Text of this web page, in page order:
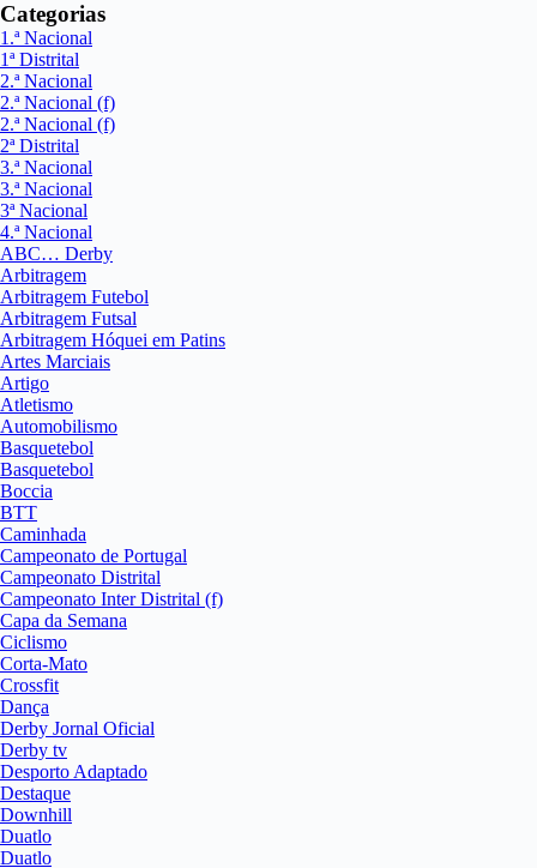
Categorias
1.ª Nacional
1ª Distrital
2.ª Nacional
2.ª Nacional (f)
2.ª Nacional (f)
2ª Distrital
3.ª Nacional
3.ª Nacional
3ª Nacional
4.ª Nacional
ABC… Derby
Arbitragem
Arbitragem Futebol
Arbitragem Futsal
Arbitragem Hóquei em Patins
Artes Marciais
Artigo
Atletismo
Automobilismo
Basquetebol
Basquetebol
Boccia
BTT
Caminhada
Campeonato de Portugal
Campeonato Distrital
Campeonato Inter Distrital (f)
Capa da Semana
Ciclismo
Corta-Mato
Crossfit
Dança
Derby Jornal Oficial
Derby tv
Desporto Adaptado
Destaque
Downhill
Duatlo
Duatlo